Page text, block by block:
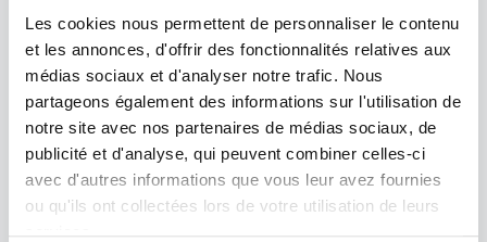
Les cookies nous permettent de personnaliser le contenu
et les annonces, d'offrir des fonctionnalités relatives aux
médias sociaux et d'analyser notre trafic. Nous
partageons également des informations sur l'utilisation de
notre site avec nos partenaires de médias sociaux, de
publicité et d'analyse, qui peuvent combiner celles-ci
avec d'autres informations que vous leur avez fournies
ou qu'ils ont collectées lors de votre utilisation de leurs
services.
sérieux de nos futurs agriculteurs. Une belle
réussite collective qui prouve que la relève est
prête à s'adapter !
Click me!